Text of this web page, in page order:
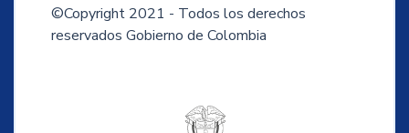
©Copyright 2021 - Todos los derechos
reservados Gobierno de Colombia